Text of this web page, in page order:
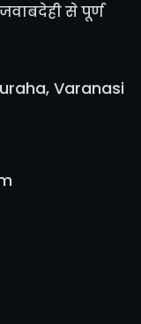
से पूर्ण
Varanasi